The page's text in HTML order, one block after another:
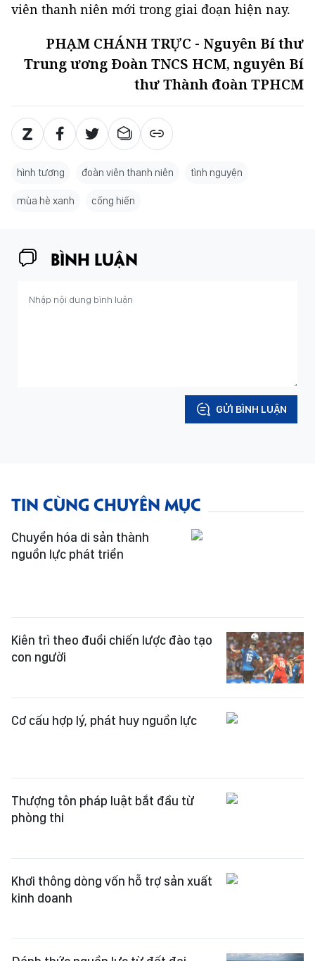
viên thanh niên mới trong giai đoạn hiện nay.
PHẠM CHÁNH TRỰC - Nguyên Bí thư
Trung ương Đoàn TNCS HCM, nguyên Bí
thư Thành đoàn TPHCM
hình tượng đoàn viên thanh niên tình nguyện
mùa hè xanh cống hiến
BÌNH LUẬN
GỬI BÌNH LUẬN
TIN CÙNG CHUYÊN MỤC
Chuyển hóa di sản thành
nguồn lực phát triển
Kiên trì theo đuổi chiến lược đào tạo
con người
Cơ cấu hợp lý, phát huy nguồn lực
Thượng tôn pháp luật bắt đầu từ
phòng thi
Khơi thông dòng vốn hỗ trợ sản xuất
kinh doanh